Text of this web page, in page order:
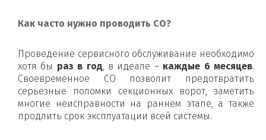
Как часто нужно проводить СО?
Проведение сервисного обслуживание необходимо
хотя бы раз в год, в идеале – каждые 6 месяцев.
Своевременное СО позволит предотвратить
серьезные поломки секционных ворот, заметить
многие неисправности на раннем этапе, а также
продлить срок эксплуатации всей системы.